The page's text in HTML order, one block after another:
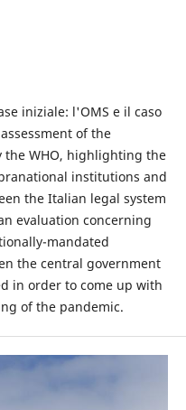
iniziale: l'OMS e il caso
of the
the WHO, highlighting the
institutions and
the Italian legal system
evaluation concerning
mandated
the central government
in order to come up with
of the pandemic.